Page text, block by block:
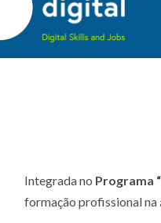
Integrada no Programa
formação profissional na